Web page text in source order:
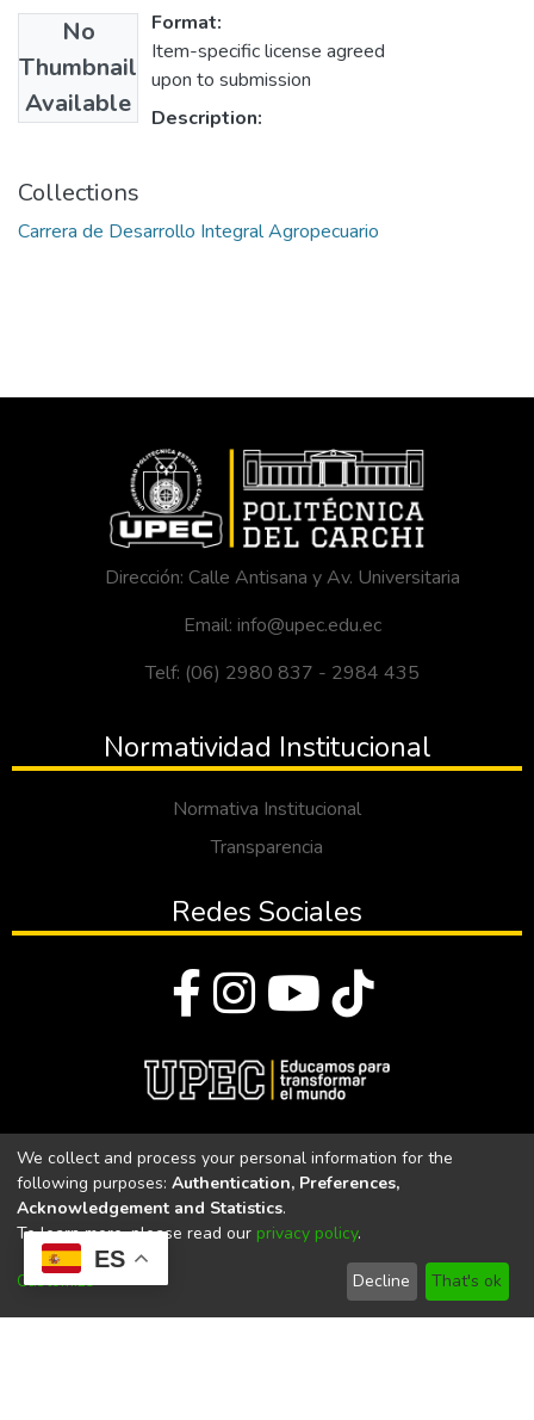
ES
No
Thumbnail
Available
Format:
Item-specific license agreed
upon to submission
Description:
Collections
Carrera de Desarrollo Integral Agropecuario
Dirección: Calle Antisana y Av. Universitaria
Email: info@upec.edu.ec
Telf: (06) 2980 837 - 2984 435
Normatividad Institucional
Normativa Institucional
Transparencia
Redes Sociales
Universidad Politécnica Estatal del Carchi
Universidad Politécnica Estatal del Carchi | Acreditada por el
CACES Resolución N°. 160-SE-33-CACES-2020
We collect and process your personal information for the
following purposes: Authentication, Preferences,
Acknowledgement and Statistics.
To learn more, please read our privacy policy.
Customize Decline That's ok